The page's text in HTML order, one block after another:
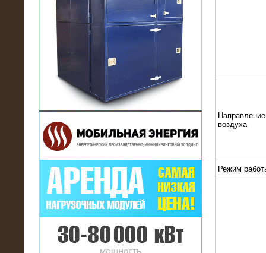
21.03.2017
Комплектная трансформаторная
подстанция 6 МВА (морское
исполнение, IP56)
16.01.2017
Аренда нагрузочного комплекса 22
МВт (10 кВ) на газовое
месторождение
воздуха
Режим